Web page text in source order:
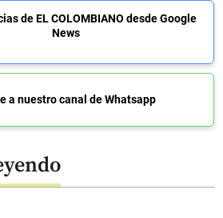
de EL COLOMBIANO desde Google
News
a nuestro canal de Whatsapp